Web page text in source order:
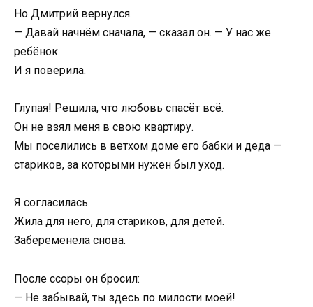
Но Дмитрий вернулся.
— Давай начнём сначала, — сказал он. — У нас же
ребёнок.
И я поверила.
Глупая! Решила, что любовь спасёт всё.
Он не взял меня в свою квартиру.
Мы поселились в ветхом доме его бабки и деда —
стариков, за которыми нужен был уход.
Я согласилась.
Жила для него, для стариков, для детей.
Забеременела снова.
После ссоры он бросил:
— Не забывай, ты здесь по милости моей!